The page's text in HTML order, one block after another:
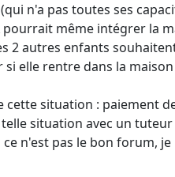
n'a pas toutes ses
même intégrer la
2 autres enfants
elle rentre dans la
situation : paiement
situation avec un
n'est pas le bon forum,